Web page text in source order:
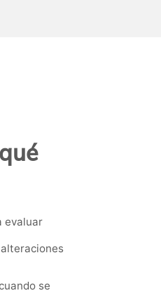
evaluar
se